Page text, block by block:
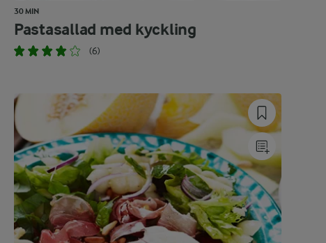
30 MIN
Pastasallad med kyckling
(6)